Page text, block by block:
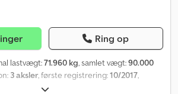
Ring op
lastvægt:71.960 kg, samlet vægt:90.000
3 aksler, første registrering:10/2017,
, Udstyr:ABS